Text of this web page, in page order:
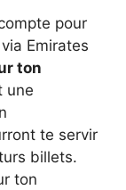
pour
Emirates
ton
une
te servir
billets.
ton